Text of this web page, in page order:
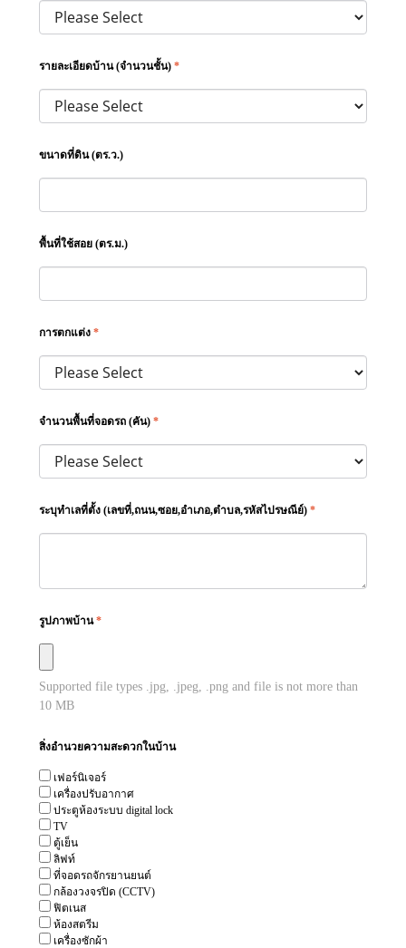
รายละเอียดบ้าน (จำนวนชั้น) *
ขนาดที่ดิน (ตร.ว.)
พื้นที่ใช้สอย (ตร.ม.)
การตกแต่ง *
จำนวนพื้นที่จอดรถ (คัน) *
ระบุทำเลที่ตั้ง (เลขที่,ถนน,ซอย,อำเภอ,ตำบล,รหัสไปรษณีย์) *
รูปภาพบ้าน *
Supported file types .jpg, .jpeg, .png and file is not more than
10 MB
สิ่งอำนวยความสะดวกในบ้าน
เฟอร์นิเจอร์
เครื่องปรับอากาศ
ประตูห้องระบบ digital lock
TV
ตู้เย็น
ลิฟท์
ที่จอดรถจักรยานยนต์
กล้องวงจรปิด (CCTV)
ฟิตเนส
ห้องสตรีม
เครื่องซักผ้า